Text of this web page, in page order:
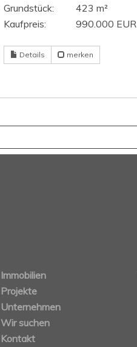
Grundstück:
423 m²
Kaufpreis:
990.000 EUR
Details merken
Immobilien
Projekte
Unternehmen
Wir suchen
Kontakt